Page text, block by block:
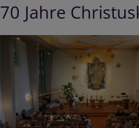
70 Jahre